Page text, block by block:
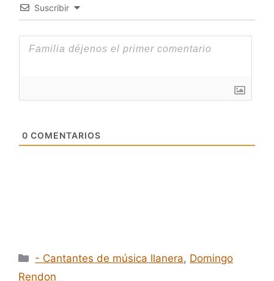
Suscribir
0 COMENTARIOS
Categorías
- Cantantes de música llanera, Domingo
Rendon